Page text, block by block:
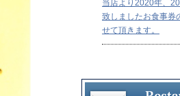
当店より2020年、
致しましたお食事券
せて頂きます。